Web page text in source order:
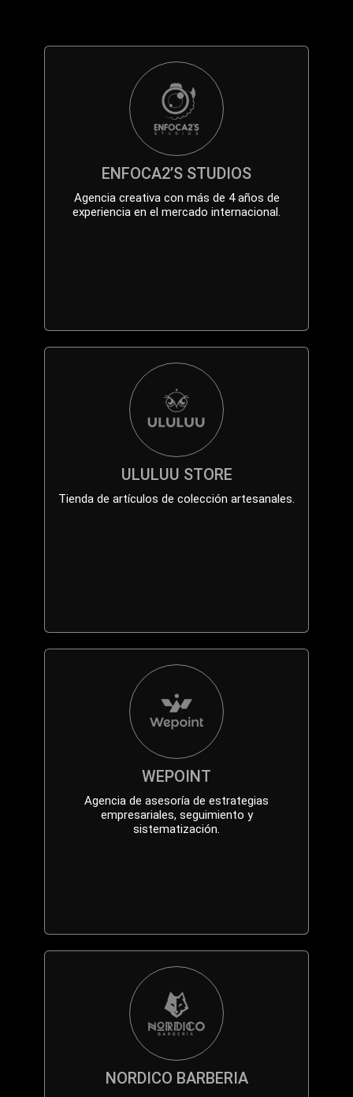
ENFOCA2’S STUDIOS
Agencia creativa con más de 4 años de
experiencia en el mercado internacional.
ULULUU STORE
Tienda de artículos de colección artesanales.
WEPOINT
Agencia de asesoría de estrategias
empresariales, seguimiento y
sistematización.
NORDICO BARBERIA